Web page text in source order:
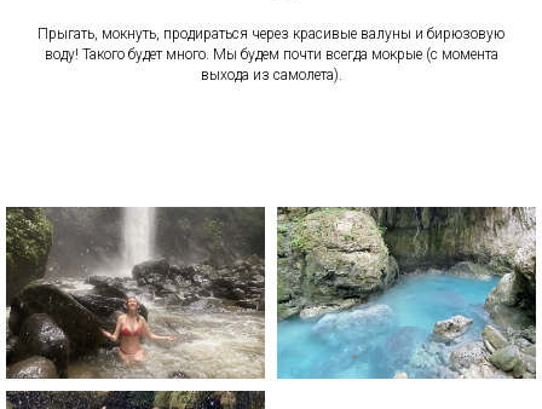
Прыгать, мокнуть, продираться через красивые валуны и бирюзовую
воду! Такого будет много. Мы будем почти всегда мокрые (с момента
выхода из самолета).